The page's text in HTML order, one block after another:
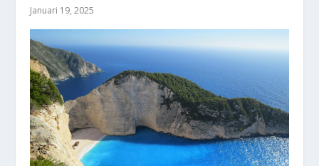
Januari 19, 2025